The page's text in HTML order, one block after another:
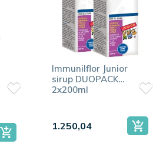
Immunilflor Junior
sirup DUOPACK
2x200ml
1.250,04